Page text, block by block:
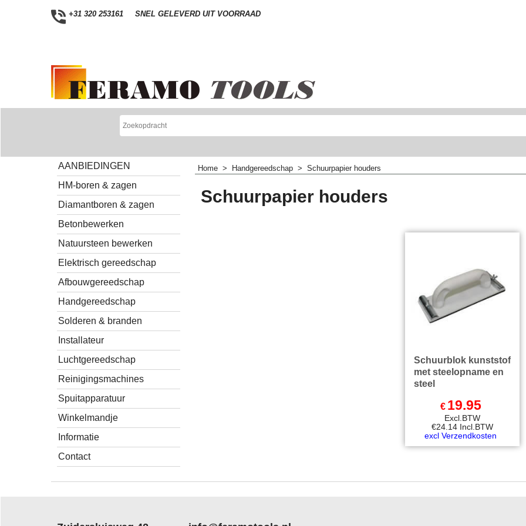
+31 320 253161 SNEL GELEVERD UIT VOORRAAD
AANBIEDINGEN
HM-boren & zagen
Diamantboren & zagen
Betonbewerken
Natuursteen bewerken
Elektrisch gereedschap
Afbouwgereedschap
Handgereedschap
Solderen & branden
Installateur
Luchtgereedschap
Reinigingsmachines
Spuitapparatuur
Winkelmandje
Informatie
Contact
Home > Handgereedschap > Schuurpapier houders
Schuurpapier houders
Schuurblok kunststof
met steelopname en
steel
€ 19.95
Excl.BTW
€24.14 Incl.BTW
excl Verzendkosten